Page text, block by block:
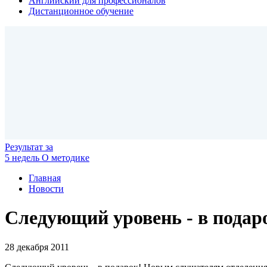
Дистанционное обучение
Результат за
5 недель О методике
Главная
Новости
Следующий уровень - в
28 декабря 2011